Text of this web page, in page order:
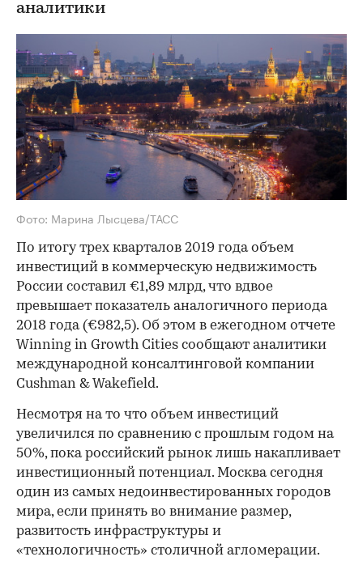
аналитики
Фото: Марина Лысцева/ТАСС
По итогу трех кварталов 2019 года объем
инвестиций в коммерческую недвижимость
России составил €1,89 млрд, что вдвое
превышает показатель аналогичного периода
2018 года (€982,5). Об этом в ежегодном отчете
Winning in Growth Cities сообщают аналитики
международной консалтинговой компании
Cushman & Wakefield.
Несмотря на то что объем инвестиций
увеличился по сравнению с прошлым годом на
50%, пока российский рынок лишь накапливает
инвестиционный потенциал. Москва сегодня
один из самых недоинвестированных городов
мира, если принять во внимание размер,
развитость инфраструктуры и
«технологичность» столичной агломерации.